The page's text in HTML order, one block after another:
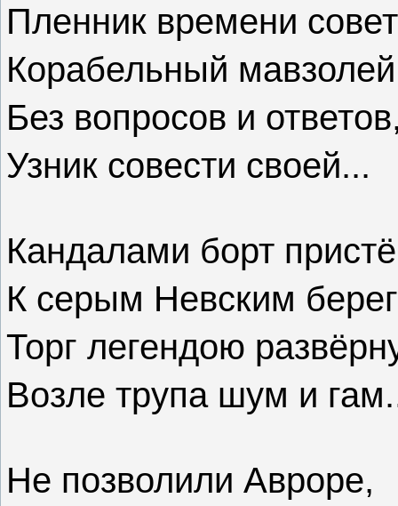
Пленник времени
Корабельный
Без вопросов и
Узник совести своей...
Кандалами борт
К серым Невским
Торг легендою
Возле трупа шум и
Не позволили Авроре,